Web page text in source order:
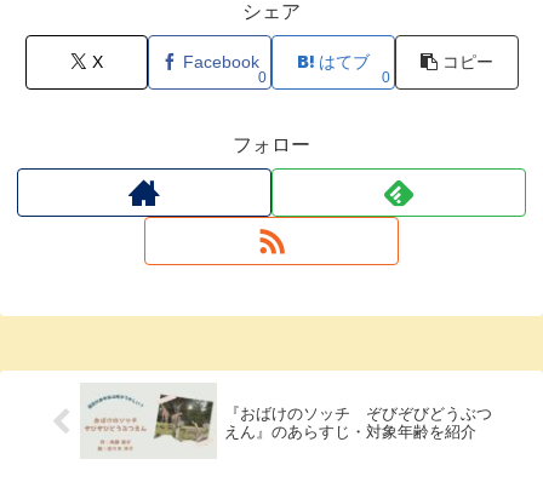
シェア
X Facebook
0
はてブ
0
コピー
フォロー
『おばけのソッチ ぞびぞびどうぶつ
えん』のあらすじ・対象年齢を紹介